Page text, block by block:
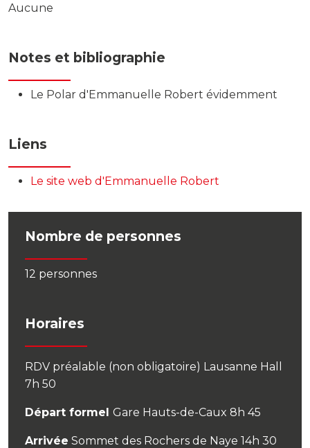
Aucune
Notes et bibliographie
Le Polar d'Emmanuelle Robert évidemment
Liens
Le site web d'Emmanuelle Robert
Nombre de personnes
12 personnes
Horaires
RDV préalable (non obligatoire) Lausanne Hall
7h 50
Départ formel Gare Hauts-de-Caux 8h 45
Arrivée Sommet des Rochers de Naye 14h 30